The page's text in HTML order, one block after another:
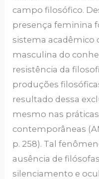
campo filosófico.
presença feminina
sistema acadêmico
masculina do
resistência da
produções
resultado dessa
mesmo nas
contemporâneas
p. 258). Tal
ausência de
silenciamento e